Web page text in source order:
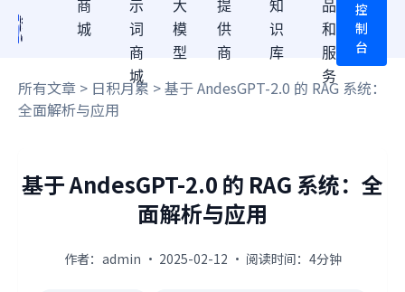
商
城
示
词
商
城
大
模
型
提
供
商
知
识
库
品
和
服
务
控
制
台
所有文章 > 日积月累 > 基于 AndesGPT-2.0 的 RAG 系统：
全面解析与应用
基于 AndesGPT-2.0 的 RAG 系统：全
面解析与应用
作者：admin · 2025-02-12 · 阅读时间：4分钟